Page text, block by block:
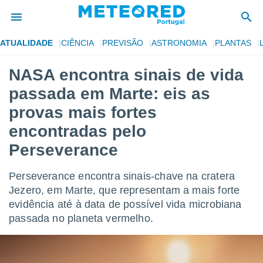
da
foi
para
as
fornecidas
das
e
forma
ATUALIDADE CIÊNCIA PREVISÃO ASTRONOMIA PLANTAS
NASA encontra sinais de vida
passada em Marte: eis as
provas mais fortes
encontradas pelo
Perseverance
Perseverance encontra sinais-chave na cratera
Jezero, em Marte, que representam a mais forte
evidência até à data de possível vida microbiana
passada no planeta vermelho.